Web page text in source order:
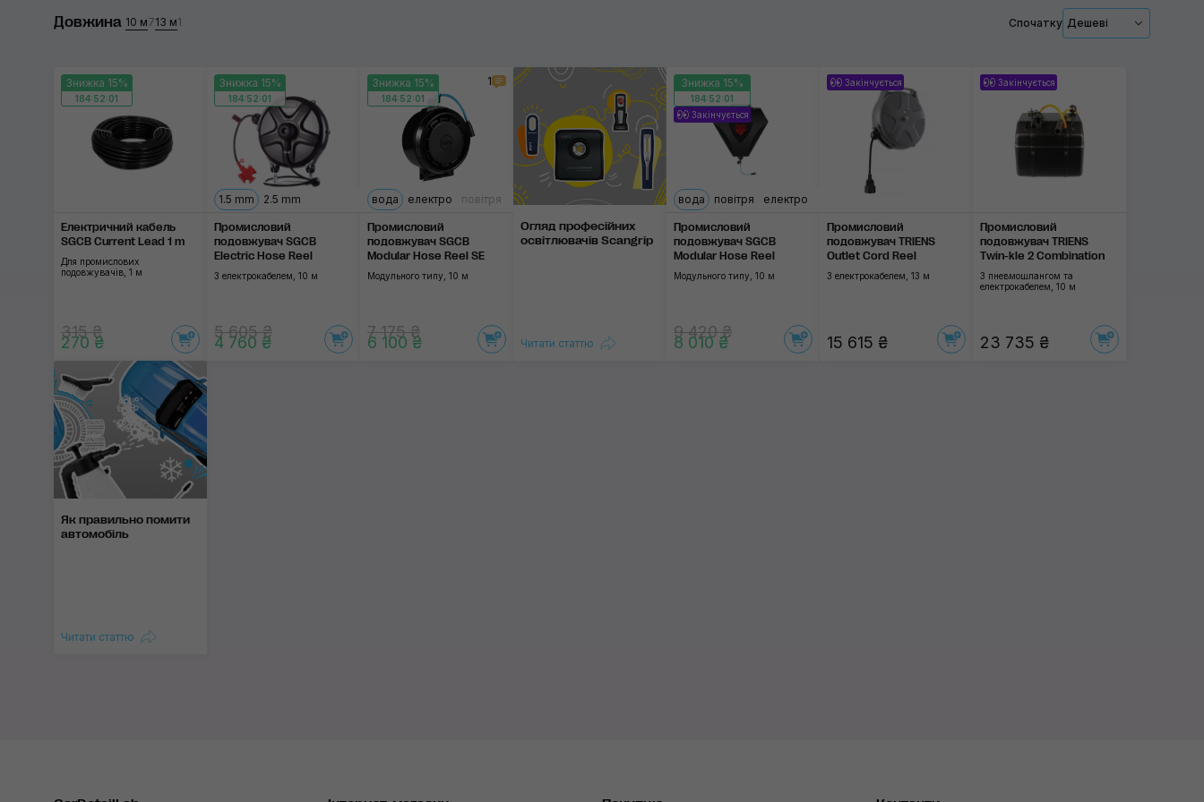
Застосувати
SGCB
Застосувати
Довжина 10 м713 м1 Спочатку Дешеві
Знижка 15%
184:52:01
Електричний кабель
SGCB Current Lead 1 m
Для промислових
подовжувачів, 1 м
315 ₴
270 ₴
Знижка 15%
184:52:01
1.5 mm 2.5 mm
Промисловий
подовжувач SGCB
Electric Hose Reel
З електрокабелем, 10 м
5 605 ₴
4 760 ₴
Знижка 15%
184:52:01
1
вода електро повітря
Промисловий
подовжувач SGCB
Modular Hose Reel SE
Модульного типу, 10 м
7 175 ₴
6 100 ₴
Огляд професій­них
освіт­люва­чів Scangrip
Читати статтю
Знижка 15%
184:52:01
Закінчується
вода повітря електро
Промисловий
подовжувач SGCB
Modular Hose Reel
Модульного типу, 10 м
9 420 ₴
8 010 ₴
Закінчується
Промисловий
подовжувач TRIENS
Outlet Cord Reel
З електрокабелем, 13 м
15 615 ₴
Закінчується
Промисловий
подовжувач TRIENS
Twin-kle 2 Combination
З пневмошлангом та
електрокабелем, 10 м
23 735 ₴
Як правильно помити
автомобіль
Читати статтю